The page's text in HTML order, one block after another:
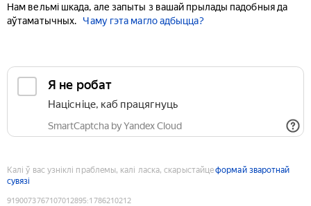
Нам вельмі шкада, але запыты з вашай прылады падобныя да
аўтаматычных.
Чаму гэта магло адбыцца?
Я не робат
Націсніце, каб працягнуць
SmartCaptcha by Yandex Cloud
Калі ў вас узніклі праблемы, калі ласка, скарыстайцеформай зваротнай
сувязі
9190073767107012895:1786210212